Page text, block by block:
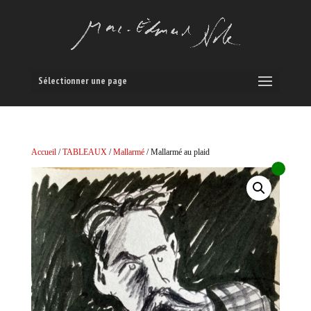
Sélectionner une page
Accueil/TABLEAUX/Mallarmé/ Mallarmé au plaid